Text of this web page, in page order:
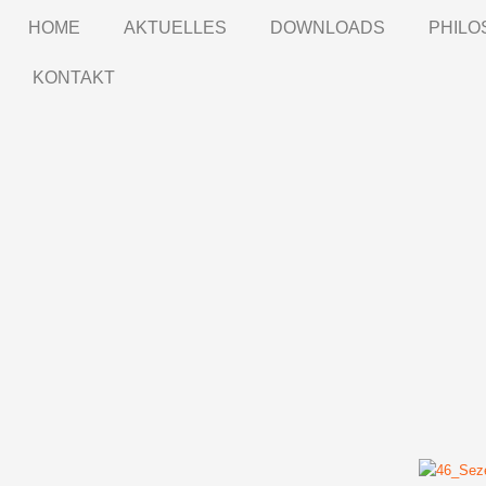
HOME AKTUELLES DOWNLOADS
KONTAKT